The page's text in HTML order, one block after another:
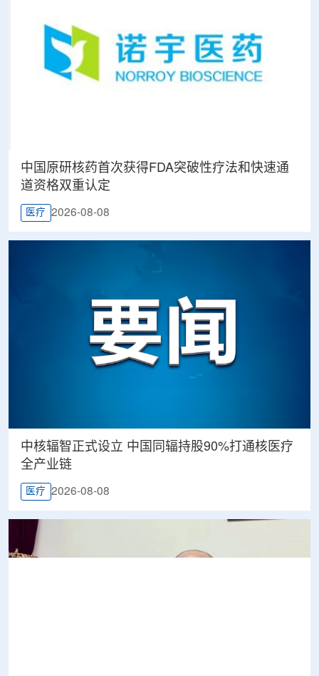
中国原研核药首次获得FDA突破性疗法和快速通
道资格双重认定
医疗 2026-08-08
中核辐智正式设立 中国同辐持股90%打通核医疗
全产业链
医疗 2026-08-08